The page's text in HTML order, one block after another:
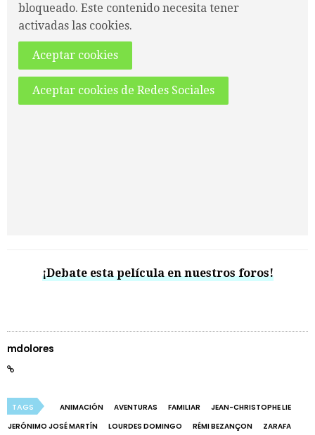
bloqueado. Este contenido necesita tener
activadas las cookies.
Aceptar cookies
Aceptar cookies de Redes Sociales
¡Debate esta película en nuestros foros!
mdolores
TAGS ANIMACIÓN AVENTURAS FAMILIAR
JEAN-CHRISTOPHE LIE
JERÓNIMO JOSÉ MARTÍN
LOURDES DOMINGO RÉMI BEZANÇON ZARAFA